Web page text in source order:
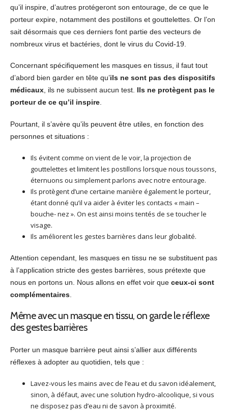
qu’il inspire, d’autres protégeront son entourage, de ce que le
porteur expire, notamment des postillons et gouttelettes. Or l’on
sait désormais que ces derniers font partie des vecteurs de
nombreux virus et bactéries, dont le virus du Covid-19.
Concernant spécifiquement les masques en tissus, il faut tout
d’abord bien garder en tête qu’ils ne sont pas des dispositifs
médicaux, ils ne subissent aucun test. Ils ne protègent pas le
porteur de ce qu’il inspire.
Pourtant, il s’avère qu’ils peuvent être utiles, en fonction des
personnes et situations :
Ils évitent comme on vient de le voir, la projection de
gouttelettes et limitent les postillons lorsque nous toussons,
éternuons ou simplement parlons avec notre entourage.
Ils protègent d’une certaine manière également le porteur,
étant donné qu’il va aider à éviter les contacts « main –
bouche- nez ». On est ainsi moins tentés de se toucher le
visage.
Ils améliorent les gestes barrières dans leur globalité.
Attention cependant, les masques en tissu ne se substituent pas
à l’application stricte des gestes barrières, sous prétexte que
nous en portons un. Nous allons en effet voir que ceux-ci sont
complémentaires
Même avec un masque en tissu, on garde le réflexe
des gestes barrières
Porter un masque barrière peut ainsi s’allier aux différents
réflexes à adopter au quotidien, tels que :
Lavez-vous les mains avec de l’eau et du savon idéalement,
sinon, à défaut, avec une solution hydro-alcoolique, si vous
ne disposez pas d’eau ni de savon à proximité.